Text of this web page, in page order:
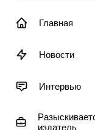
Главная
Новости
Интервью
издатель